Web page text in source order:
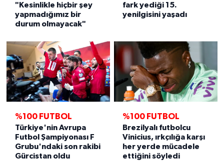
"Kesinlikle hiçbir şey
yapmadığımız bir
durum olmayacak"
fark yediği 15.
yenilgisini yaşadı
%100 FUTBOL
Türkiye'nin Avrupa
Futbol Şampiyonası F
Grubu'ndaki son rakibi
Gürcistan oldu
%100 FUTBOL
Brezilyalı futbolcu
Vinicius, ırkçılığa karşı
her yerde mücadele
ettiğini söyledi